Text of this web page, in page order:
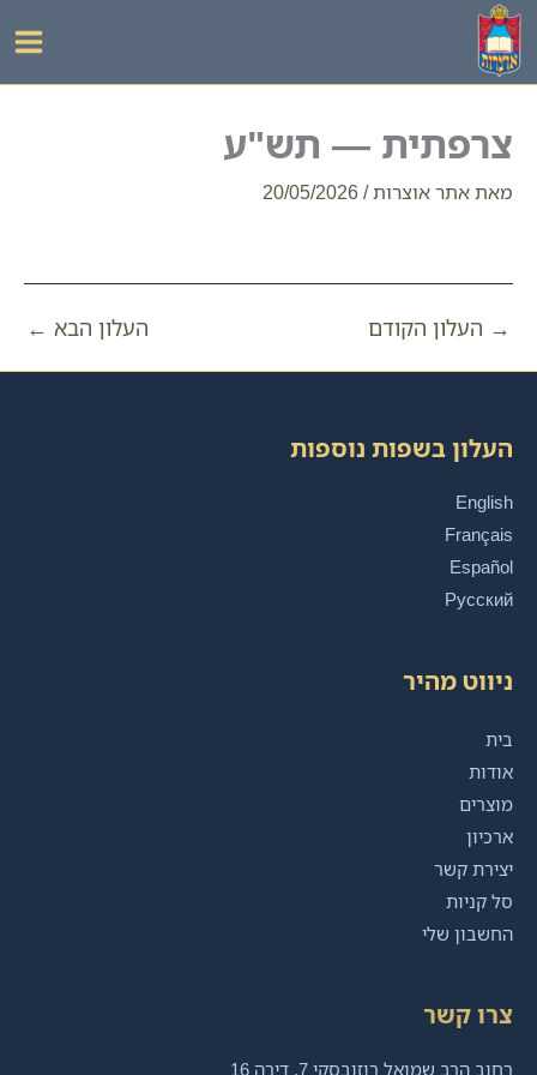
דילוג
לתוכן
צרפתית — תש"ע
מאתאתר אוצרות/
20/05/2026
→ העלון הקודם העלון הבא ←
העלון בשפות נוספות
English
Français
Español
Русский
ניווט מהיר
בית
אודות
מוצרים
ארכיון
יצירת קשר
סל קניות
החשבון שלי
צרו קשר
רחוב הרב שמואל רוזובסקי 7, דירה 16